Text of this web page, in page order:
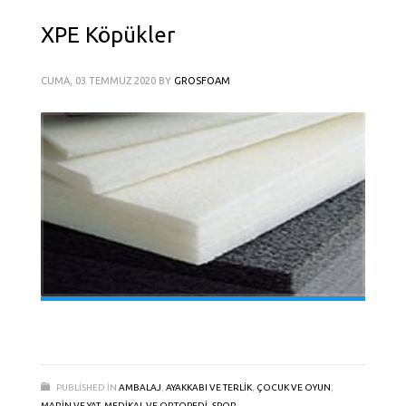
XPE Köpükler
CUMA, 03 TEMMUZ 2020 BY GROSFOAM
PUBLISHED IN AMBALAJ AYAKKABI VE TERLIK ÇOCUK VE OYUN